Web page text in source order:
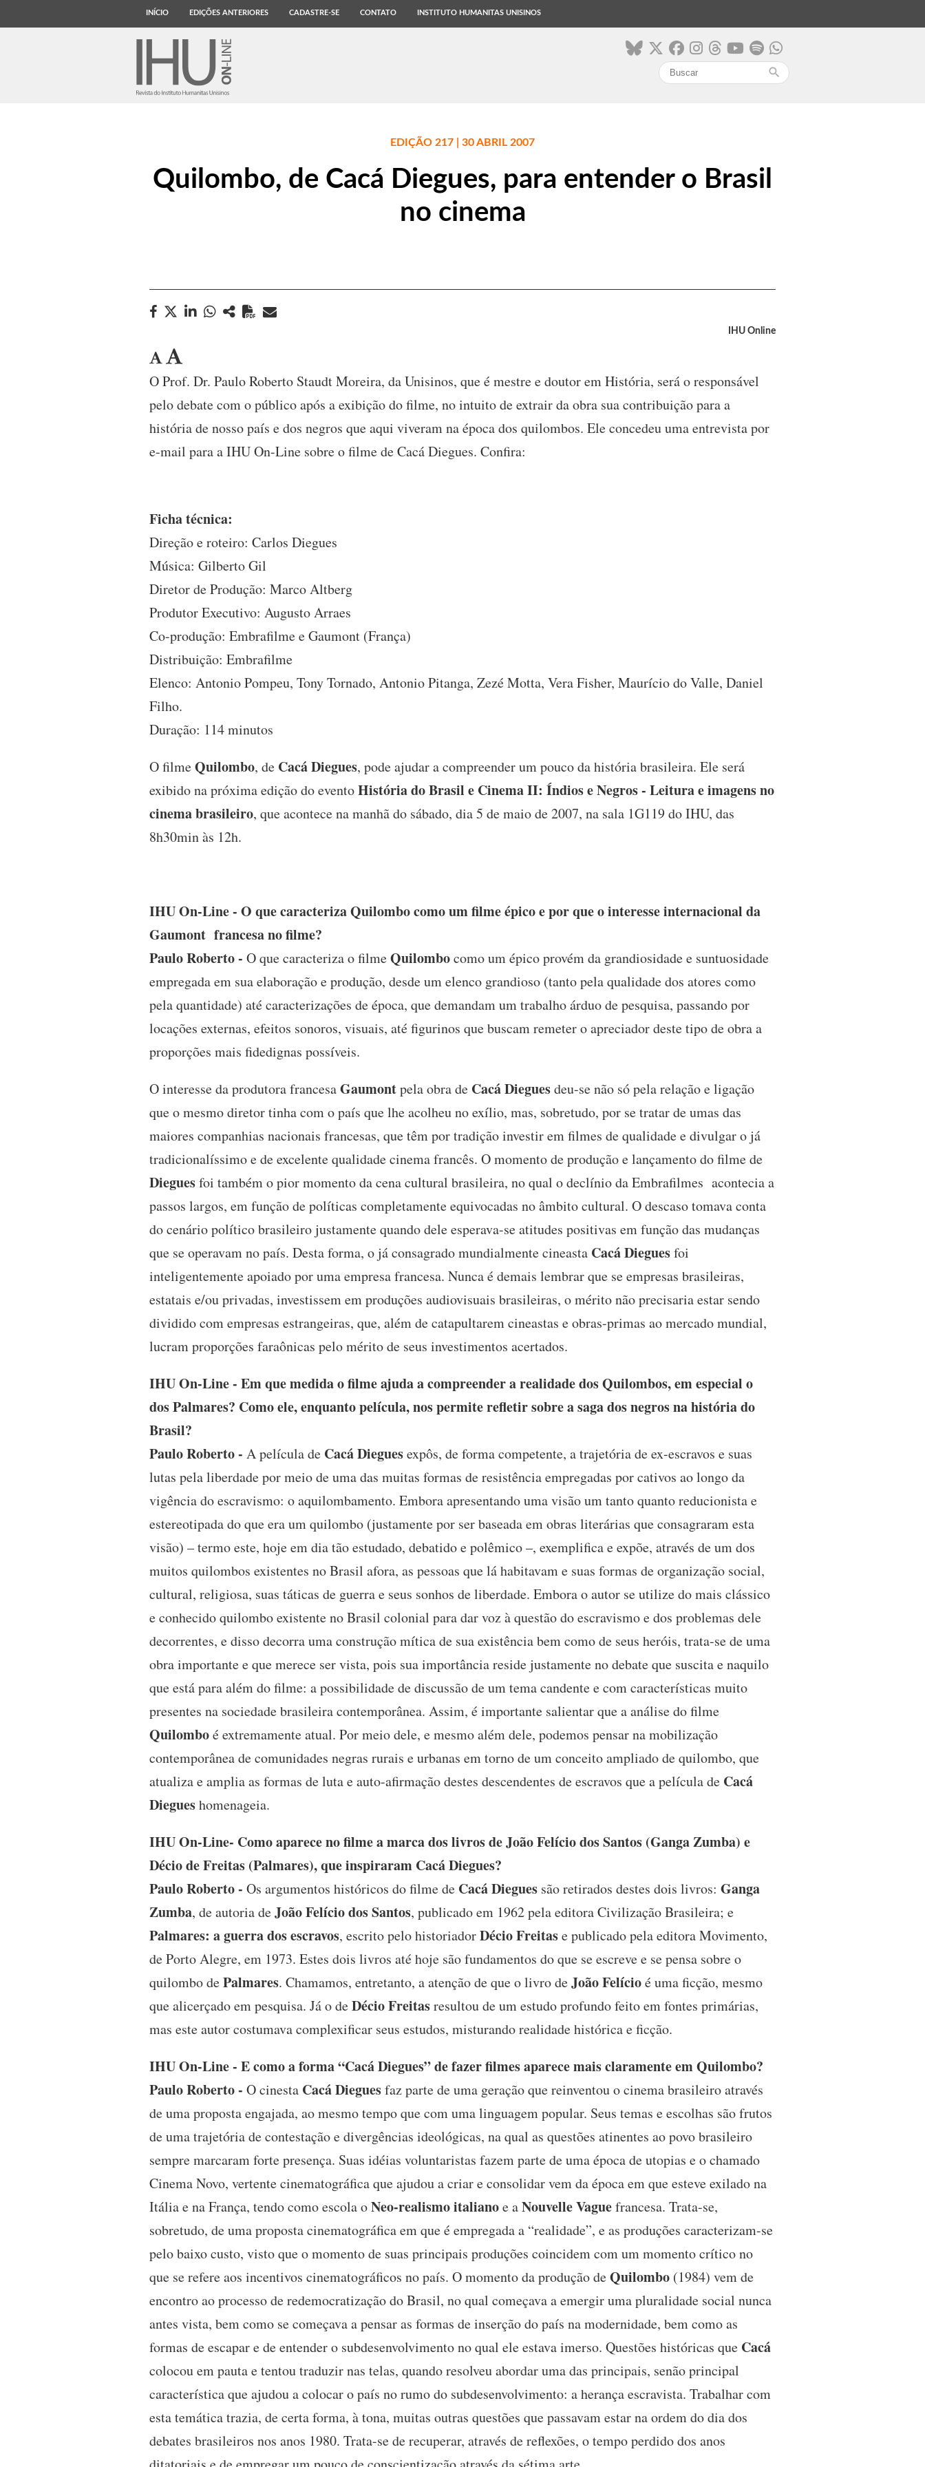
INÍCIO EDIÇÕES ANTERIORES CADASTRE-SE CONTATO INSTITUTO HUMANITAS UNISINOS
search
EDIÇÃO 217 | 30 ABRIL 2007
Quilombo, de Cacá Diegues, para entender o Brasil
no cinema
IHU Online
O Prof. Dr. Paulo Roberto Staudt Moreira, da Unisinos, que é mestre e doutor em História, será o responsável
pelo debate com o público após a exibição do filme, no intuito de extrair da obra sua contribuição para a
história de nosso país e dos negros que aqui viveram na época dos quilombos. Ele concedeu uma entrevista por
e-mail para a IHU On-Line sobre o filme de Cacá Diegues. Confira:
Ficha técnica:
Direção e roteiro: Carlos Diegues
Música: Gilberto Gil
Diretor de Produção: Marco Altberg
Produtor Executivo: Augusto Arraes
Co-produção: Embrafilme e Gaumont (França)
Distribuição: Embrafilme
Elenco: Antonio Pompeu, Tony Tornado, Antonio Pitanga, Zezé Motta, Vera Fisher, Maurício do Valle, Daniel
Filho.
Duração: 114 minutos
O filmeQuilombo, de Cacá Diegues, pode ajudar a compreender um pouco da história brasileira. Ele será
exibido na próxima edição do eventoHistóriado Brasil e Cinema II: Índios e Negros - Leitura e imagens no
cinema brasileiro, que acontece na manhã do sábado, dia 5 de maio de 2007, na sala 1G119 do IHU, das
8h30min às 12h.
IHU On-Line - O que caracteriza Quilombo como um filme épico e por que o interesse internacional da
Gaumont francesa no filme?
Paulo Roberto - O que caracteriza o filmeQuilombocomo um épico provém da grandiosidade e suntuosidade
empregada em sua elaboração e produção, desde um elenco grandioso (tanto pela qualidade dos atores como
pela quantidade) até caracterizações de época, que demandam um trabalho árduo de pesquisa, passando por
locações externas, efeitos sonoros, visuais, até figurinos que buscam remeter o apreciador deste tipo de obra a
proporções mais fidedignas possíveis.
O interesse da produtora francesaGaumontpela obra de Cacá Dieguesdeu-se não só pela relação e ligação
que o mesmo diretor tinha com o país que lhe acolheu no exílio, mas, sobretudo, por se tratar de umas das
maiores companhias nacionais francesas, que têm por tradição investir em filmes de qualidade e divulgar o já
tradicionalíssimo e de excelente qualidade cinema francês. O momento de produção e lançamento do filme de
Dieguesfoi também o pior momento da cena cultural brasileira, no qual o declínio da Embrafilmes acontecia a
passos largos, em função de políticas completamente equivocadas no âmbito cultural. O descaso tomava conta
do cenário político brasileiro justamente quando dele esperava-se atitudes positivas em função das mudanças
que se operavam no país. Desta forma, o já consagrado mundialmente cineasta Cacá Dieguesfoi
inteligentemente apoiado por uma empresa francesa. Nunca é demais lembrar que se empresas brasileiras,
estatais e/ou privadas, investissem em produções audiovisuais brasileiras, o mérito não precisaria estar sendo
dividido com empresas estrangeiras, que, além de catapultarem cineastas e obras-primas ao mercado mundial,
lucram proporções faraônicas pelo mérito de seus investimentos acertados.
IHU On-Line - Em que medida o filme ajuda a compreender a realidade dos Quilombos, em especial o
dos Palmares? Como ele, enquanto película, nos permite refletir sobre a saga dos negros na história do
Brasil?
Paulo Roberto - A película de Cacá Dieguesexpôs, de forma competente, a trajetória de ex-escravos e suas
lutas pela liberdade por meio de uma das muitas formas de resistência empregadas por cativos ao longo da
vigência do escravismo: o aquilombamento. Embora apresentando uma visão um tanto quanto reducionista e
estereotipada do que era um quilombo (justamente por ser baseada em obras literárias que consagraram esta
visão) – termo este, hoje em dia tão estudado, debatido e polêmico –, exemplifica e expõe, através de um dos
muitos quilombos existentes no Brasil afora, as pessoas que lá habitavam e suas formas de organização social,
cultural, religiosa, suas táticas de guerra e seus sonhos de liberdade. Embora o autor se utilize do mais clássico
e conhecido quilombo existente no Brasil colonial para dar voz à questão do escravismo e dos problemas dele
decorrentes, e disso decorra uma construção mítica de sua existência bem como de seus heróis, trata-se de uma
obra importante e que merece ser vista, pois sua importância reside justamente no debate que suscita e naquilo
que está para além do filme: a possibilidade de discussão de um tema candente e com características muito
presentes na sociedade brasileira contemporânea. Assim, é importante salientar que a análise do filme
Quilomboé extremamente atual. Por meio dele, e mesmo além dele, podemos pensar na mobilização
contemporânea de comunidades negras rurais e urbanas em torno de um conceito ampliado de quilombo, que
atualiza e amplia as formas de luta e auto-afirmação destes descendentes de escravos que a película de Cacá
Diegueshomenageia.
IHU On-Line- Como aparece no filme a marca dos livros de João Felício dos Santos (Ganga Zumba) e
Décio de Freitas (Palmares), que inspiraram Cacá Diegues?
Paulo Roberto - Os argumentos históricos do filme de Cacá Diegues são retirados destes dois livros: Ganga
Zumba, de autoria deJoão Felício dos Santos, publicado em 1962 pela editora Civilização Brasileira; e
Palmares: a guerra dos escravos, escrito pelo historiadorDécio Freitase publicado pela editora Movimento,
de Porto Alegre, em 1973. Estes dois livros até hoje são fundamentos do que se escreve e se pensa sobre o
quilombo dePalmares. Chamamos, entretanto, a atenção de que o livro deJoão Felícioé uma ficção, mesmo
que alicerçado em pesquisa. Já o deDécio Freitasresultou de um estudo profundo feito em fontes primárias,
mas este autor costumava complexificar seus estudos, misturando realidade histórica e ficção.
IHU On-Line - E como a forma “Cacá Diegues” de fazer filmes aparece mais claramente em Quilombo?
Paulo Roberto - O cinesta Cacá Dieguesfaz parte de uma geração que reinventou o cinema brasileiro através
de uma proposta engajada, ao mesmo tempo que com uma linguagem popular. Seus temas e escolhas são frutos
de uma trajetória de contestação e divergências ideológicas, na qual as questões atinentes ao povo brasileiro
sempre marcaram forte presença. Suas idéias voluntaristas fazem parte de uma época de utopias e o chamado
Cinema Novo, vertente cinematográfica que ajudou a criar e consolidar vem da época em que esteve exilado na
Itália e na França, tendo como escola oNeo-realismo italianoe aNouvelle Vaguefrancesa. Trata-se,
sobretudo, de uma proposta cinematográfica em que é empregada a “realidade”, e as produções caracterizam-se
pelo baixo custo, visto que o momento de suas principais produções coincidem com um momento crítico no
que se refere aos incentivos cinematográficos no país. O momento da produção deQuilombo (1984) vem de
encontro ao processo de redemocratização do Brasil, no qual começava a emergir uma pluralidade social nunca
antes vista, bem como se começava a pensar as formas de inserção do país na modernidade, bem como as
formas de escapar e de entender o subdesenvolvimento no qual ele estava imerso. Questões históricas que Cacá
colocou em pauta e tentou traduzir nas telas, quando resolveu abordar uma das principais, senão principal
característica que ajudou a colocar o país no rumo do subdesenvolvimento: a herança escravista. Trabalhar com
esta temática trazia, de certa forma, à tona, muitas outras questões que passavam estar na ordem do dia dos
debates brasileiros nos anos 1980. Trata-se de recuperar, através de reflexões, o tempo perdido dos anos